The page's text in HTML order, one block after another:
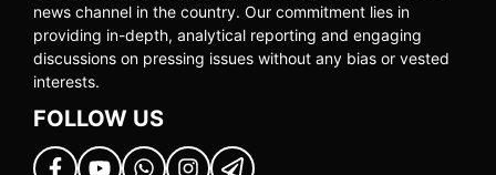
news channel in the country. Our commitment lies in
providing in-depth, analytical reporting and engaging
discussions on pressing issues without any bias or vested
interests.
FOLLOW US